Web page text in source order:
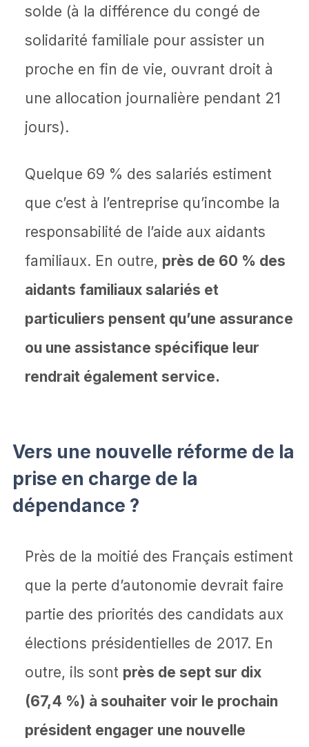
solde (à la différence du congé de
solidarité familiale pour assister un
proche en fin de vie, ouvrant droit à
une allocation journalière pendant 21
jours).
Quelque 69 % des salariés estiment
que c’est à l’entreprise qu’incombe la
responsabilité de l’aide aux aidants
familiaux. En outre, près de 60 % des
aidants familiaux salariés et
particuliers pensent qu’une assurance
ou une assistance spécifique leur
rendrait également service.
Vers une nouvelle réforme de la
prise en charge de la
dépendance ?
Près de la moitié des Français estiment
que la perte d’autonomie devrait faire
partie des priorités des candidats aux
élections présidentielles de 2017. En
outre, ils sont près de sept sur dix
(67,4 %) à souhaiter voir le prochain
président engager une nouvelle